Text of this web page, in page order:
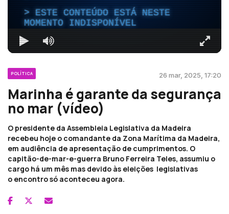
ESTE CONTEÚDO ESTÁ NESTE
MOMENTO INDISPONÍVEL
POLÍTICA 26 mar, 2025, 17:20
Marinha é garante da segurança
no mar (vídeo)
O presidente da Assembleia Legislativa da Madeira
recebeu hoje o comandante da Zona Marítima da Madeira,
em audiência de apresentação de cumprimentos. O
capitão-de-mar-e-guerra Bruno Ferreira Teles, assumiu o
cargo há um mês mas devido às eleições legislativas
o encontro só aconteceu agora.